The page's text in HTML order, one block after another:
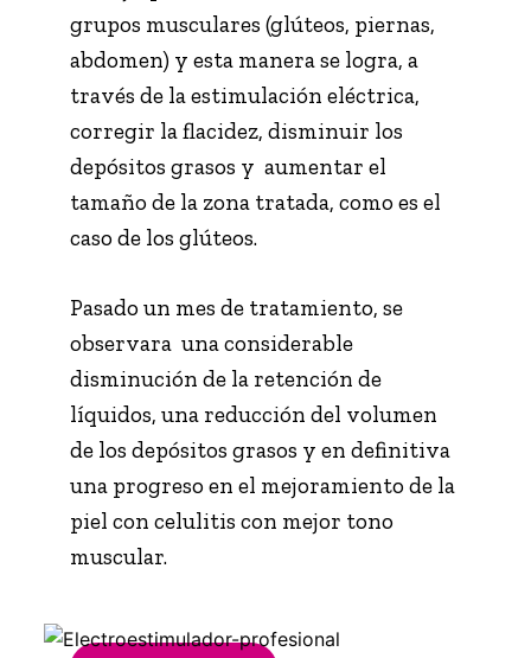
grupos musculares (glúteos, piernas,
abdomen) y esta manera se logra, a
través de la estimulación eléctrica,
corregir la flacidez, disminuir los
depósitos grasos y aumentar el
tamaño de la zona tratada, como es el
caso de los glúteos.
Pasado un mes de tratamiento, se
observara una considerable
disminución de la retención de
líquidos, una reducción del volumen
de los depósitos grasos y en definitiva
una progreso en el mejoramiento de la
piel con celulitis con mejor tono
muscular.